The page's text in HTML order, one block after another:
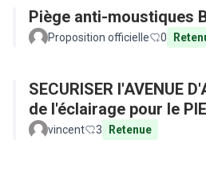
Piège anti-moustiques
Proposition officielle 0
SECURISER l'AVENUE D'ATLANTA avec
de l'éclairage pour le
vincent 3 Retenue